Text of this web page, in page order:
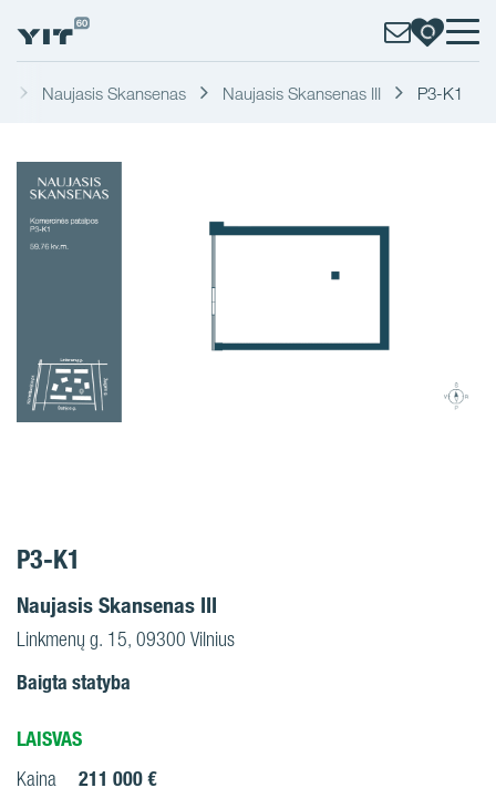
Naujasis Skansenas Naujasis Skansenas III P3-K1
P3-K1
Naujasis Skansenas III
Linkmenų g. 15, 09300 Vilnius
Baigta statyba
LAISVAS
Kaina 211 000 €